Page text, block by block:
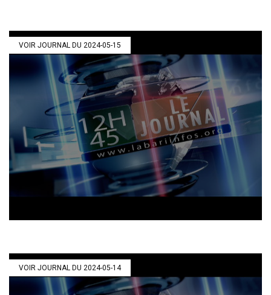
VOIR JOURNAL DU 2024-05-15
VOIR JOURNAL DU 2024-05-14